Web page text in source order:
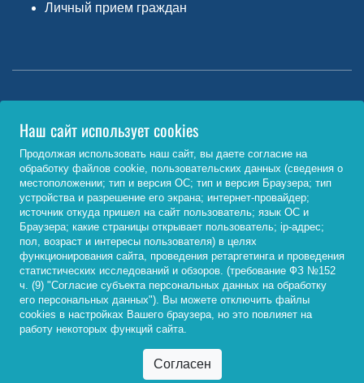
Личный прием граждан
Министерство науки и высшего образования РФ
http://www.minobrnauki.gov.ru/
Министерство просвещения РФ
https://edu.gov.ru/
Федеральный портал «Российское образование»
http://www.edu.ru/
© 2026, ФГБОУ ВО «Байкальский государственный
университет»
Наш сайт использует cookies
Продолжая использовать наш сайт, вы даете согласие на
обработку файлов cookie, пользовательских данных (сведения о
местоположении; тип и версия ОС; тип и версия Браузера; тип
устройства и разрешение его экрана; интернет-провайдер;
источник откуда пришел на сайт пользователь; язык ОС и
Браузера; какие страницы открывает пользователь; ip-адрес;
пол, возраст и интересы пользователя) в целях
функционирования сайта, проведения ретаргетинга и проведения
статистических исследований и обзоров. (требование ФЗ №152
ч. (9) "Согласие субъекта персональных данных на обработку
его персональных данных"). Вы можете отключить файлы
cookies в настройках Вашего браузера, но это повлияет на
работу некоторых функций сайта.